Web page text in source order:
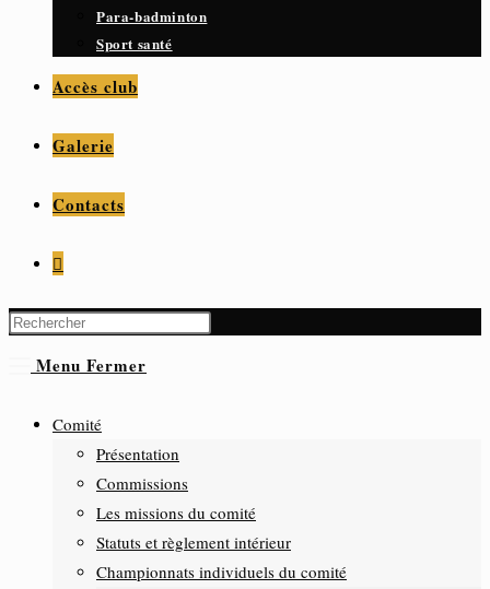
Para-badminton
Sport santé
Accès club
Galerie
Contacts
Menu Fermer
Comité
Présentation
Commissions
Les missions du comité
Statuts et règlement intérieur
Championnats individuels du comité